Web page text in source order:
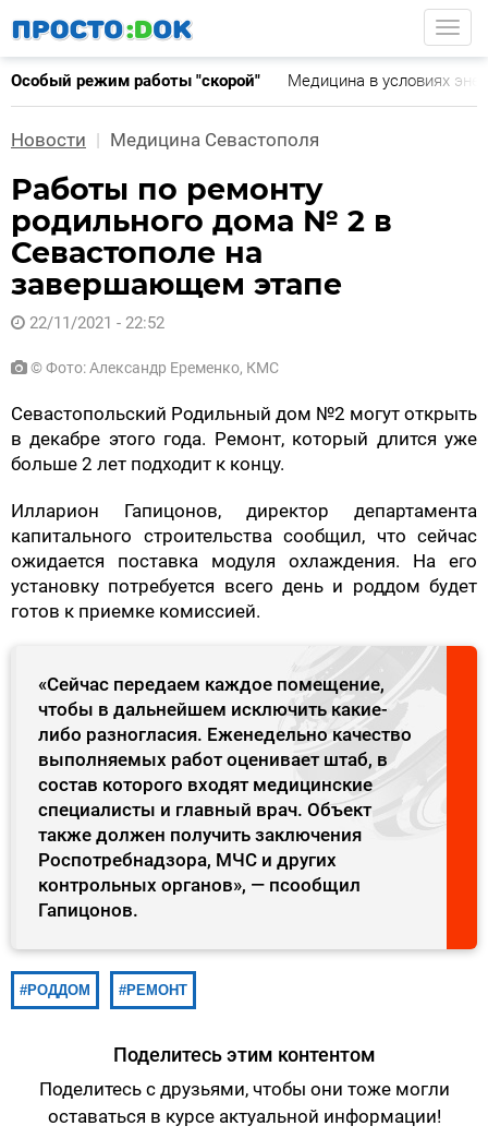
основному
содержанию
Особый режим работы "скорой" Медицина в условиях
Новости Медицина Севастополя
Работы по ремонту
родильного дома № 2 в
Севастополе на
завершающем этапе
22/11/2021 - 22:52
© Фото: Александр Еременко, КМС
Севастопольский Родильный дом №2 могут открыть
в декабре этого года. Ремонт, который длится уже
больше 2 лет подходит к концу.
Илларион Гапицонов, директор департамента
капитального строительства сообщил, что сейчас
ожидается поставка модуля охлаждения. На его
установку потребуется всего день и роддом будет
готов к приемке комиссией.
«Сейчас передаем каждое помещение,
чтобы в дальнейшем исключить какие-
либо разногласия. Еженедельно качество
выполняемых работ оценивает штаб, в
состав которого входят медицинские
специалисты и главный врач. Объект
также должен получить заключения
Роспотребнадзора, МЧС и других
контрольных органов», — псообщил
Гапицонов.
РОДДОМ РЕМОНТ
Поделитесь этим контентом
Поделитесь с друзьями, чтобы они тоже могли
оставаться в курсе актуальной информации!